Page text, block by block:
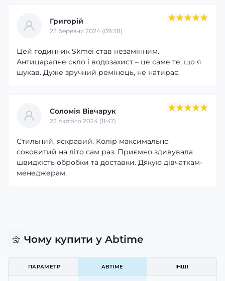
Григорій
23 березня 2024 (09:38)
Цей годинник Skmei став незамінним.
Антицарапне скло і водозахист – це саме те, що я
шукав. Дуже зручний ремінець, не натирає.
Соломія Вівчарук
23 лютого 2024 (11:47)
Стильний, яскравий. Колір максимально
соковитий на літо сам раз. Приємно здивувала
швидкість обробки та доставки. Дякую дівчаткам-
менеджерам.
Чому купити у Abtime
ПАРАМЕТР ABTIME ІНШІ